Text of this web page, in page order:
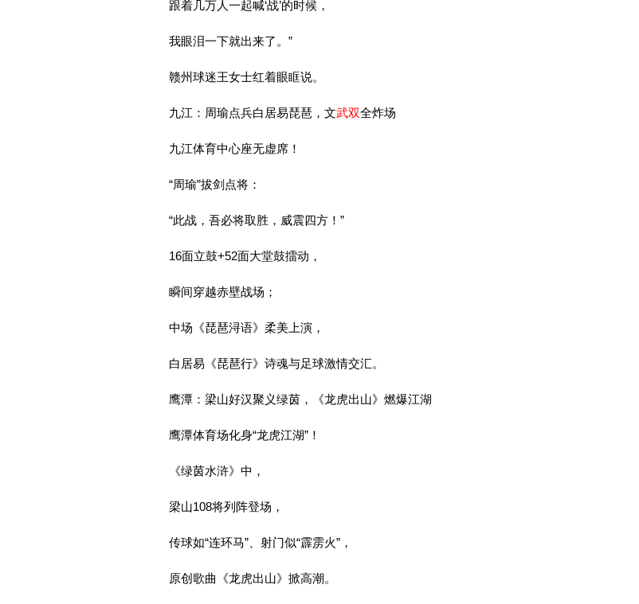
跟着几万人一起喊‘战’的时候，
我眼泪一下就出来了。”
赣州球迷王女士红着眼眶说。
九江：周瑜点兵白居易琵琶，文武双全炸场
九江体育中心座无虚席！
“周瑜”拔剑点将：
“此战，吾必将取胜，威震四方！”
16面立鼓+52面大堂鼓擂动，
瞬间穿越赤壁战场；
中场《琵琶浔语》柔美上演，
白居易《琵琶行》诗魂与足球激情交汇。
鹰潭：梁山好汉聚义绿茵，《龙虎出山》燃爆江湖
鹰潭体育场化身“龙虎江湖”！
《绿茵水浒》中，
梁山108将列阵登场，
传球如“连环马”、射门似“霹雳火”，
原创歌曲《龙虎出山》掀高潮。